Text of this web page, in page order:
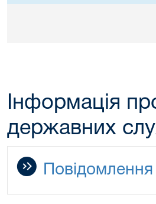
Інформація
державних